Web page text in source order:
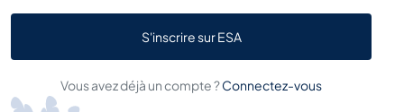
S'inscrire sur ESA
Vous avez déjà un compte ?Connectez-vous